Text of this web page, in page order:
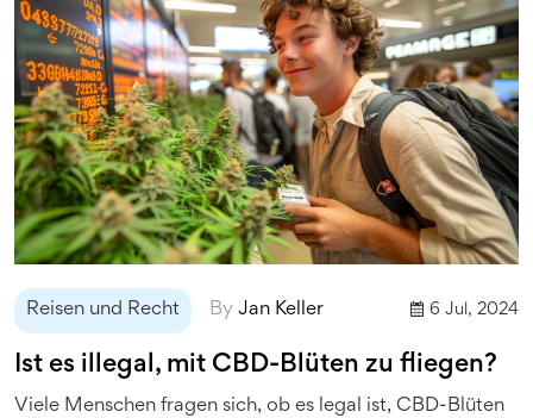
Reisen und Recht By Jan Keller 6 Jul, 2024
Ist es illegal, mit CBD-Blüten zu fliegen?
Viele Menschen fragen sich, ob es legal ist, CBD-Blüten